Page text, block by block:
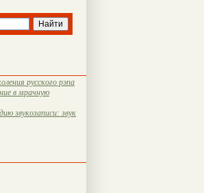
русского рэпа
в мрачную
звукозаписи: звук